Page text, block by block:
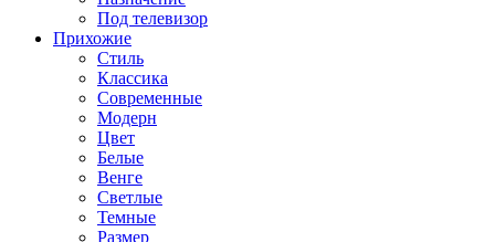
Под телевизор
Прихожие
Стиль
Классика
Современные
Модерн
Цвет
Белые
Венге
Светлые
Темные
Размер